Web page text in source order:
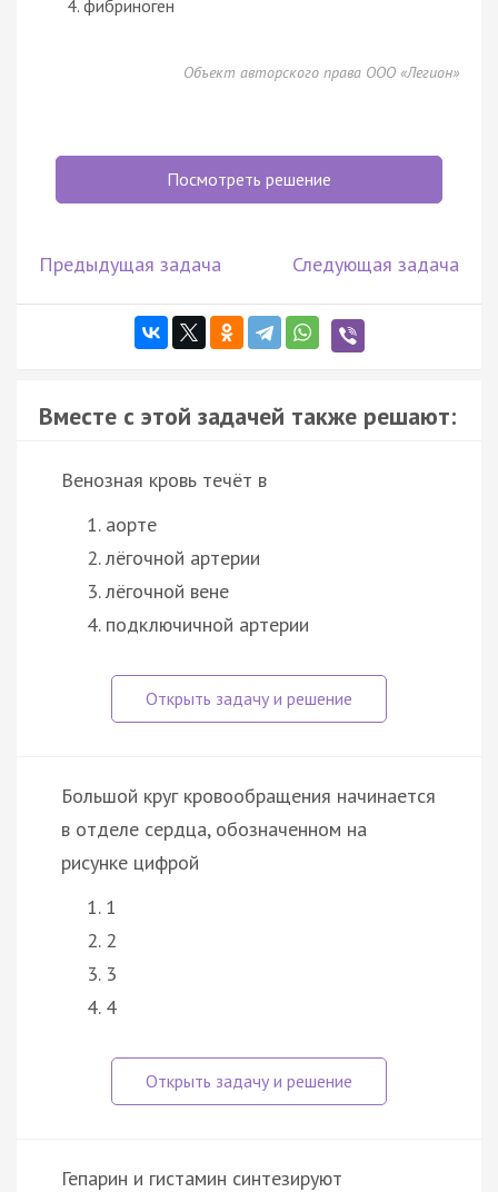
фибриноген
Объект авторского права ООО «Легион»
Посмотреть решение
Предыдущая задача Следующая задача
Вместе с этой задачей также решают:
Венозная кровь течёт в
аорте
лёгочной артерии
лёгочной вене
подключичной артерии
Большой круг кровообращения начинается
в отделе сердца, обозначенном на
рисунке цифрой
1
2
3
4
Гепарин и гистамин синтезируют